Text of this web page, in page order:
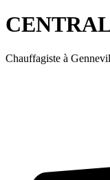
Chauffagiste à